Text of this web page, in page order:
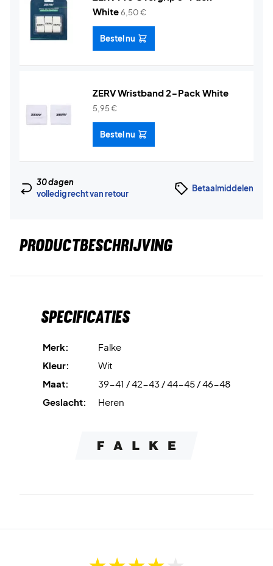
White6,50€
Bestel nu
ZERV Wristband 2-Pack White
5,95€
Bestel nu
30 dagen
volledig recht van retour
Betaalmiddelen
PRODUCTBESCHRIJVING
Specificaties
Merk:
Falke
Kleur:
Wit
Maat:
39-41 / 42-43 / 44-45 / 46-48
Geslacht:
Heren